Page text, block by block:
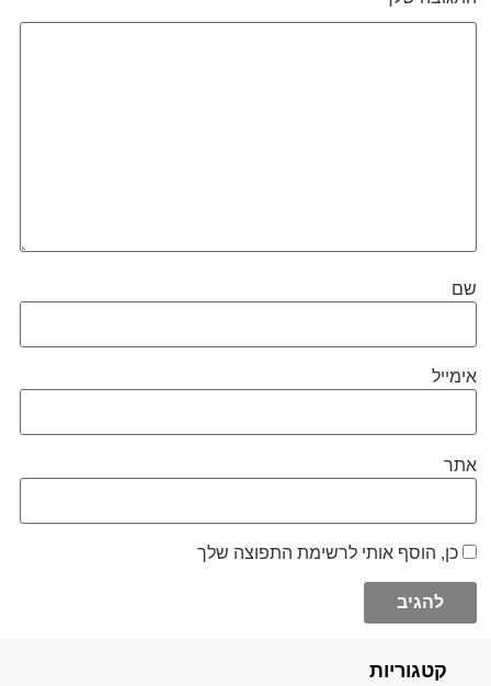
שם
אימייל
אתר
כן, הוסף אותי לרשימת התפוצה שלך
קטגוריות